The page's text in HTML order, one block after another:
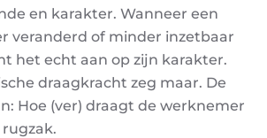
en karakter. Wanneer een
veranderd of minder inzetbaar
het echt aan op zijn karakter.
draagkracht zeg maar. De
Hoe (ver) draagt de werknemer